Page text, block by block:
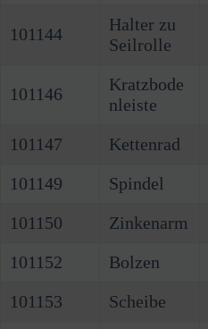
101144
Halter zu
Seilrolle
101146
Kratzbode
nleiste
101147 Kettenrad
101149
Spindel
101150
Zinkenarm
101152
Bolzen
101153
Scheibe